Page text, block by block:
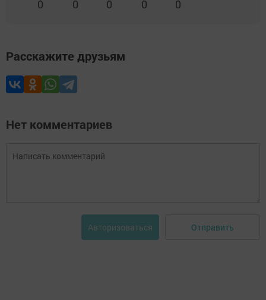
0 0 0 0 0
Расскажите друзьям
Нет комментариев
Авторизоваться Отправить